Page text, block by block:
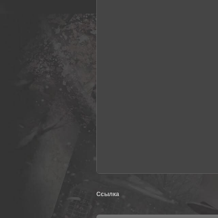
Ссылка